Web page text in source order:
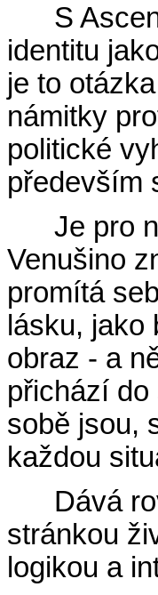
S
identitu
je to
námitky
politické
především
Je pro
Venušino
promítá
lásku,
obraz - a
přichází
sobě jsou,
každou
Dává
stránkou
logikou a